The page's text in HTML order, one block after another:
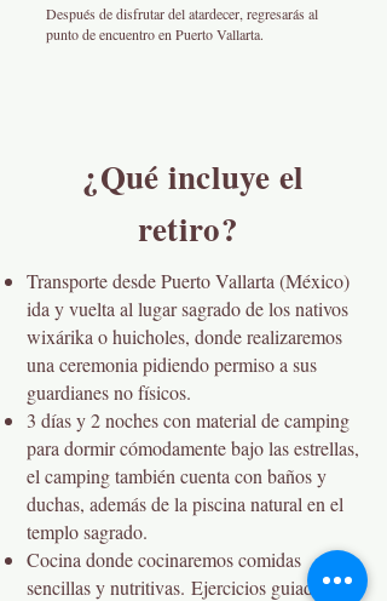
Después de disfrutar del atardecer, regresarás al
punto de encuentro en Puerto Vallarta.
¿Qué incluye el
retiro?
Transporte desde Puerto Vallarta (México)
ida y vuelta al lugar sagrado de los nativos
wixárika o huicholes, donde realizaremos
una ceremonia pidiendo permiso a sus
guardianes no físicos.
3 días y 2 noches con material de camping
para dormir cómodamente bajo las estrellas,
el camping también cuenta con baños y
duchas, además de la piscina natural en el
templo sagrado.
Cocina donde cocinaremos comidas
sencillas y nutritivas. Ejercicios guiados de